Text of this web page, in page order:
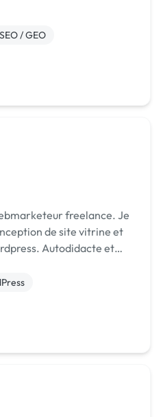
SEO / GEO
freelance. Je
de site vitrine et
Autodidacte et
et à l'expé...